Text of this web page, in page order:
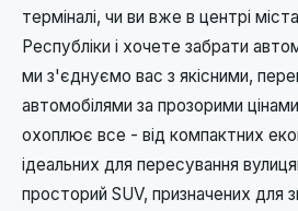
терміналі, чи ви вже в центрі
Республіки і хочете забрати
ми з'єднуємо вас з якісними,
автомобілями за прозорими
охоплює все - від компактних
ідеальних для пересування
просторий SUV, призначених для